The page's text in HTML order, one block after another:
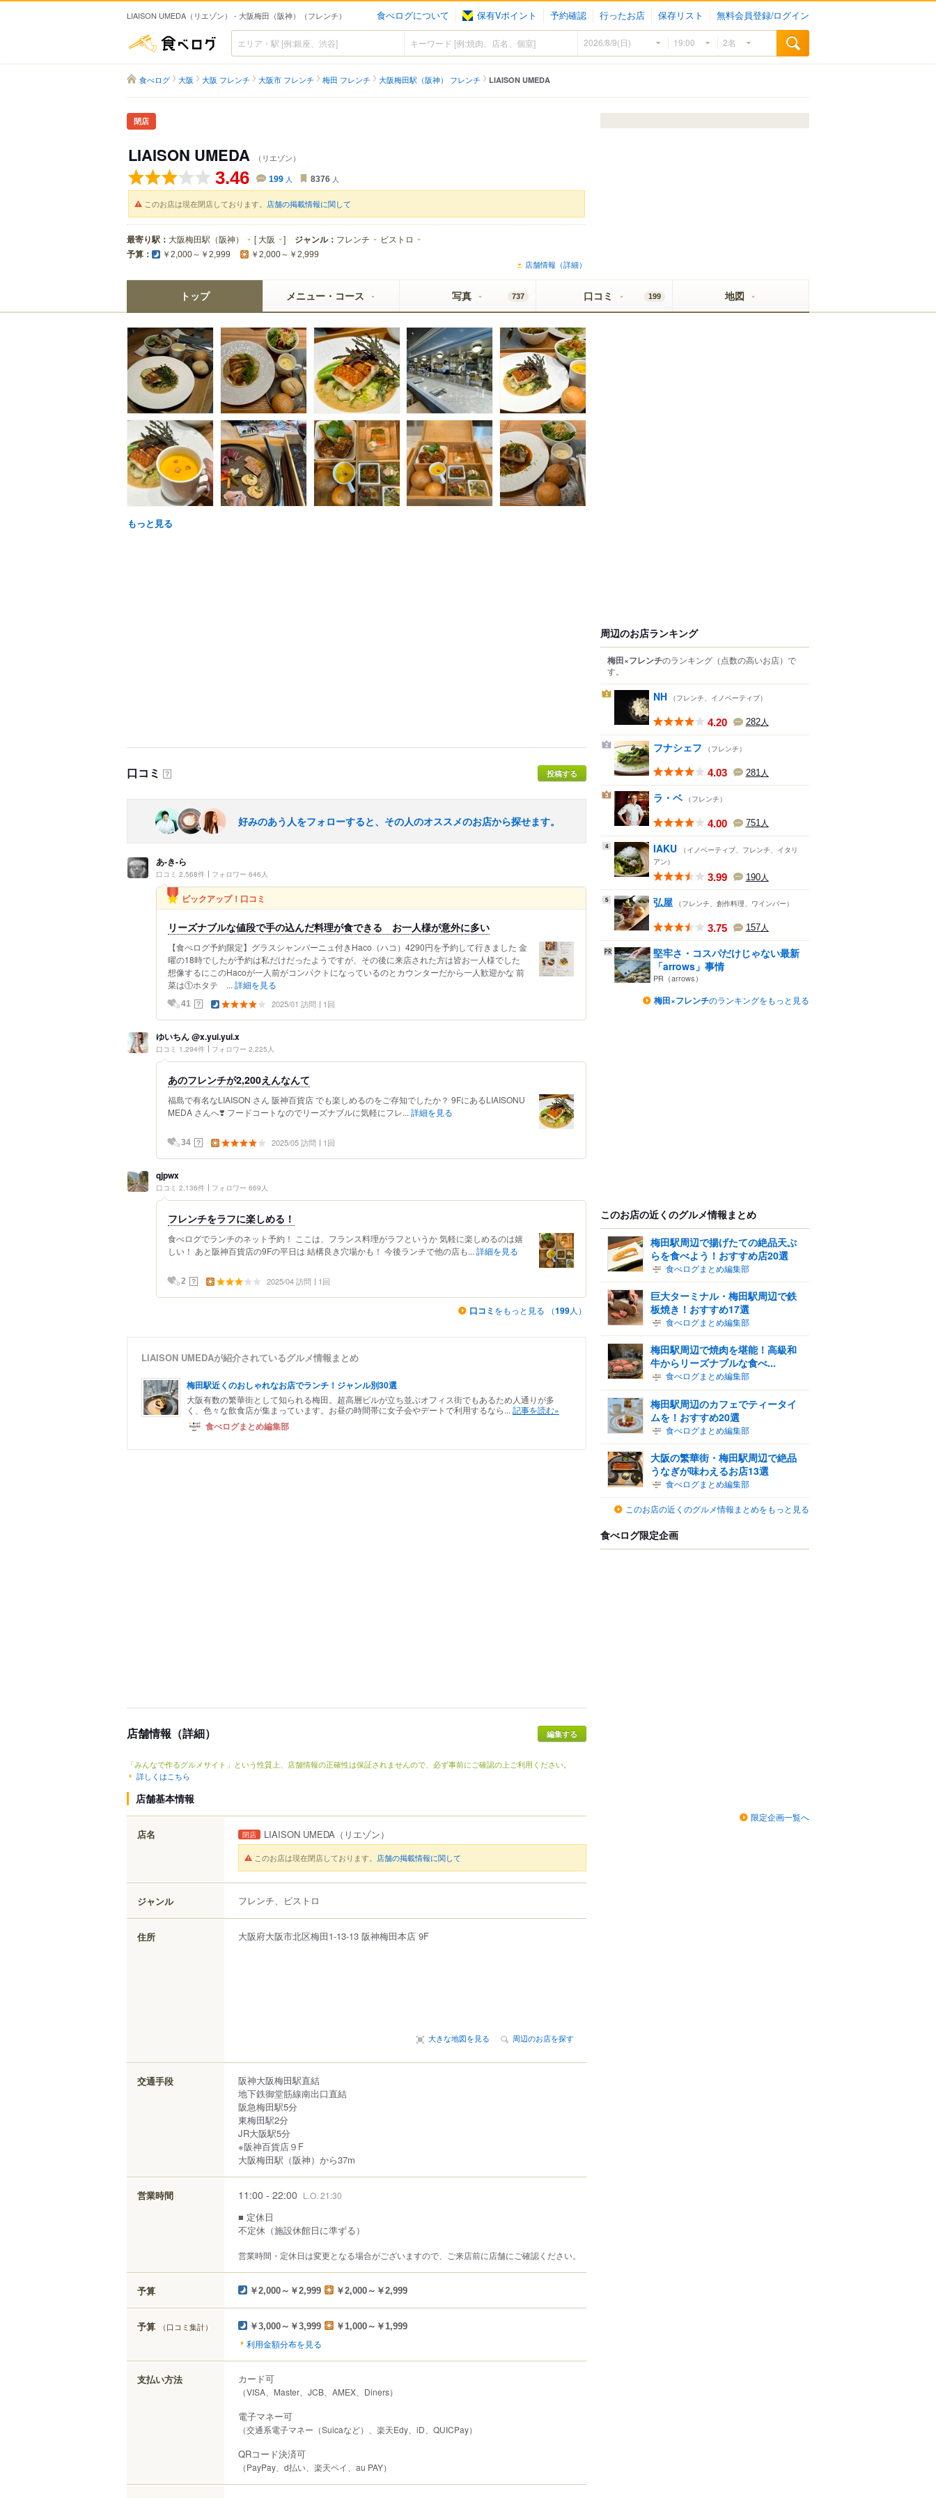
LIAISON UMEDA（リエゾン） - 大阪梅田（阪神）（フレンチ） 食べログについて 保有Vポイント 予約確認 行ったお店 保存リスト 無料会員登録/ログイン
食べログ
食べログ 大阪 大阪 フレンチ 大阪市 フレンチ 梅田 フレンチ 大阪梅田駅（阪神） フレンチ LIAISON UMEDA
閉店
LIAISON UMEDA （リエゾン）
3.46 199 人 8376 人
このお店は現在閉店しております。 店舗の掲載情報に関して
最寄り駅： 大阪梅田駅（阪神） [ 大阪 ] ジャンル： フレンチ ビストロ
予算： ￥2,000～￥2,999 ￥2,000～￥2,999
店舗情報（詳細）
トップ メニュー・コース 写真 737 口コミ 199 地図
もっと見る
口コミ ？ 投稿する
好みのあう人をフォローすると、その人のオススメのお店から探せます。
あ-き-ら
口コミ 2,568件 フォロワー 646人
ピックアップ！口コミ
リーズナブルな値段で手の込んだ料理が食できる お一人様が意外に多い
【食べログ予約限定】グラスシャンパーニュ付きHaco（ハコ）4290円を予約して行きました 金
曜の18時でしたが予約は私だけだったようですが、その後に来店された方は皆お一人様でした
想像するにこのHacoが一人前がコンパクトになっているのとカウンターだから一人歓迎かな 前
菜は①ホタテ ... 詳細を見る
41 ？ 2025/01 訪問 1回
ゆいちん @x.yui.yui.x
口コミ 1,294件 フォロワー 2,225人
あのフレンチが2,200えんなんて
福島で有名なLIAISON さん 阪神百貨店 でも楽しめるのをご存知でしたか？ 9FにあるLIAISONU
MEDA さんへ❣️ フードコートなのでリーズナブルに気軽にフレ... 詳細を見る
34 ？ 2025/05 訪問 1回
qjpwx
口コミ 2,136件 フォロワー 669人
フレンチをラフに楽しめる！
食べログでランチのネット予約！ ここは、フランス料理がラフというか 気軽に楽しめるのは嬉
しい！ あと阪神百貨店の9Fの平日は 結構良き穴場かも！ 今後ランチで他の店も... 詳細を見る
2 ？ 2025/04 訪問 1回
口コミ をもっと見る （199人）
LIAISON UMEDAが紹介されているグルメ情報まとめ
梅田駅近くのおしゃれなお店でランチ！ジャンル別30選
大阪有数の繁華街として知られる梅田。超高層ビルが立ち並ぶオフィス街でもあるため人通りが多
く、色々な飲食店が集まっています。お昼の時間帯に女子会やデートで利用するなら... 記事を読む»
食べログまとめ編集部
店舗情報（詳細） 編集する
「みんなで作るグルメサイト」という性質上、店舗情報の正確性は保証されませんので、必ず事前にご確認の上ご利用ください。
詳しくはこちら
店舗基本情報
店名 閉店 LIAISON UMEDA （リエゾン）
このお店は現在閉店しております。 店舗の掲載情報に関して
ジャンル フレンチ、ビストロ
住所 大阪府大阪市北区梅田1-13-13 阪神梅田本店 9F
大きな地図を見る 周辺のお店を探す
交通手段
阪神大阪梅田駅直結
地下鉄御堂筋線南出口直結
阪急梅田駅5分
東梅田駅2分
JR大阪駅5分
※阪神百貨店９F
大阪梅田駅（阪神）から37m
営業時間 11:00 - 22:00 L.O. 21:30
■ 定休日
不定休（施設休館日に準ずる）
営業時間・定休日は変更となる場合がございますので、ご来店前に店舗にご確認ください。
予算 ￥2,000～￥2,999 ￥2,000～￥2,999
予算 （口コミ集計） ￥3,000～￥3,999 ￥1,000～￥1,999
利用金額分布を見る
支払い方法 カード可
（VISA、Master、JCB、AMEX、Diners）
電子マネー可
（交通系電子マネー（Suicaなど）、楽天Edy、iD、QUICPay）
QRコード決済可
（PayPay、d払い、楽天ペイ、au PAY）
周辺のお店ランキング
梅田×フレンチのランキング （点数の高いお店） で
す。
1 NH （フレンチ、イノベーティブ）
4.20 282人
2 フナシェフ （フレンチ）
4.03 281 人
3 ラ・ベ （フレンチ）
4.00 751人
4 IAKU
（イノベーティブ、フレンチ、イタリ
アン）
3.99 190人
5 弘屋 （フレンチ、創作料理、ワインバー）
3.75 157人
堅牢さ・コスパだけじゃない最新
「arrows」事情
PR（arrows）
梅田×フレンチのランキングをもっと見る
このお店の近くのグルメ情報まとめ
梅田駅周辺で揚げたての絶品天ぷ
らを食べよう！おすすめ店20選
食べログまとめ編集部
巨大ターミナル・梅田駅周辺で鉄
板焼き！おすすめ17選
食べログまとめ編集部
梅田駅周辺で焼肉を堪能！高級和
牛からリーズナブルな食べ...
食べログまとめ編集部
梅田駅周辺のカフェでティータイ
ムを！おすすめ20選
食べログまとめ編集部
大阪の繁華街・梅田駅周辺で絶品
うなぎが味わえるお店13選
食べログまとめ編集部
このお店の近くのグルメ情報まとめをもっと見る
食べログ限定企画
限定企画一覧へ